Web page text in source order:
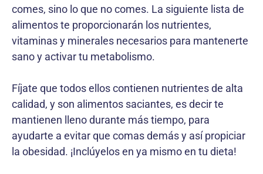
comes, sino lo que no comes. La siguiente lista de
alimentos te proporcionarán los nutrientes,
vitaminas y minerales necesarios para mantenerte
sano y activar tu metabolismo.
Fíjate que todos ellos contienen nutrientes de alta
calidad, y son alimentos saciantes, es decir te
mantienen lleno durante más tiempo, para
ayudarte a evitar que comas demás y así propiciar
la obesidad. ¡Inclúyelos en ya mismo en tu dieta!